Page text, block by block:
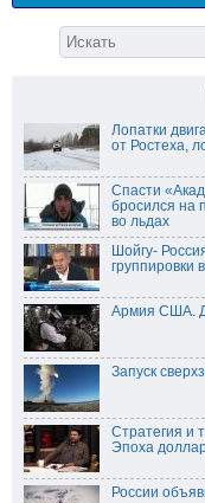
Лопатки
от Ростеха,
Спасти
бросился на
во льдах
Шойгу-
группировки
Армия США.
Запуск
Стратегия и
Эпоха
России